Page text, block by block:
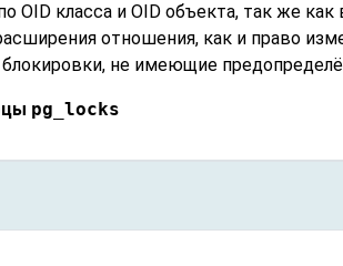
OID класса и OID объекта, так же как
отношения, как и право
блокировки, не имеющие
pg_locks